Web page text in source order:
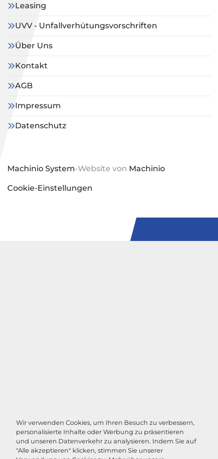
Wir verwenden Cookies, um Ihren Besuch zu verbessern,
personalisierte Inhalte oder Werbung zu präsentieren
und unseren Datenverkehr zu analysieren. Indem Sie auf
"Alle akzeptieren" klicken, stimmen Sie unserer
Leasing
UVV - Unfallverhütungsvorschriften
Über Uns
Kontakt
AGB
Impressum
Datenschutz
Machinio System-Website von Machinio
Cookie-Einstellungen